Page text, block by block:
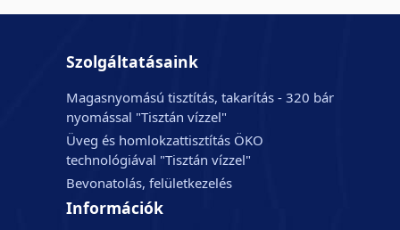
Szolgáltatásaink
Magasnyomású tisztítás, takarítás - 320 bár
nyomással "Tisztán vízzel"
Üveg és homlokzattisztítás ÖKO
technológiával "Tisztán vízzel"
Bevonatolás, felületkezelés
Információk